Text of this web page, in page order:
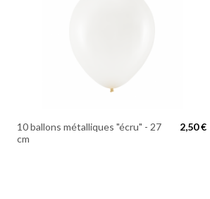
10 ballons métalliques "écru" - 27
cm
2,50 €